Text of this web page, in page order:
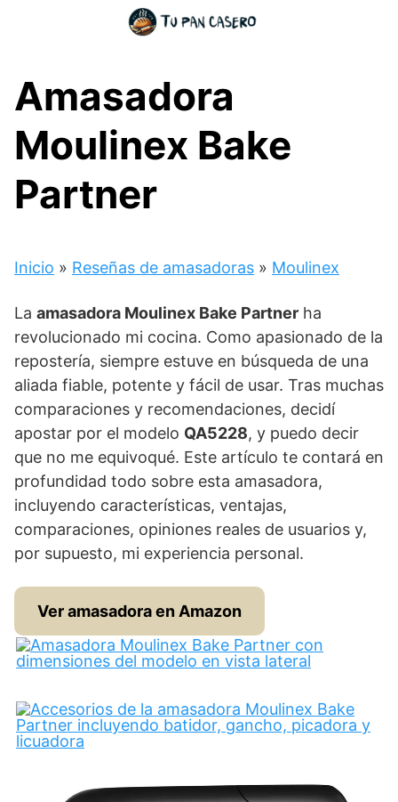
Amasadora
Moulinex Bake
Partner
Inicio » Reseñas de amasadoras » Moulinex
La amasadora Moulinex Bake Partner ha
revolucionado mi cocina. Como apasionado de la
repostería, siempre estuve en búsqueda de una
aliada fiable, potente y fácil de usar. Tras muchas
comparaciones y recomendaciones, decidí
apostar por el modelo QA5228, y puedo decir
que no me equivoqué. Este artículo te contará en
profundidad todo sobre esta amasadora,
incluyendo características, ventajas,
comparaciones, opiniones reales de usuarios y,
por supuesto, mi experiencia personal.
Ver amasadora en Amazon